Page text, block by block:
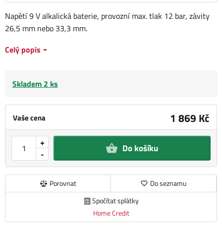
Vaše cena 1 869 Kč
-
+ Do košíku
Porovnat
Do seznamu
Spočítat splátky
Home Credit
Napětí 9 V alkalická baterie, provozní max. tlak 12 bar, závity
26,5 mm nebo 33,3 mm.
Celý popis
Skladem 2 ks